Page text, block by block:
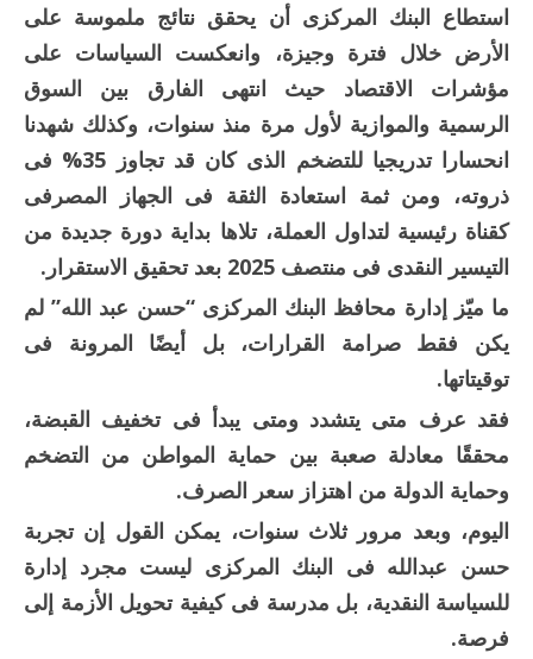
استطاع البنك المركزى أن يحقق نتائج ملموسة على
الأرض خلال فترة وجيزة، وانعكست السياسات على
مؤشرات الاقتصاد حيث انتهى الفارق بين السوق
الرسمية والموازية لأول مرة منذ سنوات، وكذلك شهدنا
انحسارا تدريجيا للتضخم الذى كان قد تجاوز 35% فى
ذروته، ومن ثمة استعادة الثقة فى الجهاز المصرفى
كقناة رئيسية لتداول العملة، تلاها بداية دورة جديدة من
التيسير النقدى فى منتصف 2025 بعد تحقيق الاستقرار.
ما ميّز إدارة محافظ البنك المركزى “حسن عبد الله” لم
يكن فقط صرامة القرارات، بل أيضًا المرونة فى
توقيتاتها.
فقد عرف متى يتشدد ومتى يبدأ فى تخفيف القبضة،
محققًا معادلة صعبة بين حماية المواطن من التضخم
وحماية الدولة من اهتزاز سعر الصرف.
اليوم، وبعد مرور ثلاث سنوات، يمكن القول إن تجربة
حسن عبدالله فى البنك المركزى ليست مجرد إدارة
للسياسة النقدية، بل مدرسة فى كيفية تحويل الأزمة إلى
فرصة.